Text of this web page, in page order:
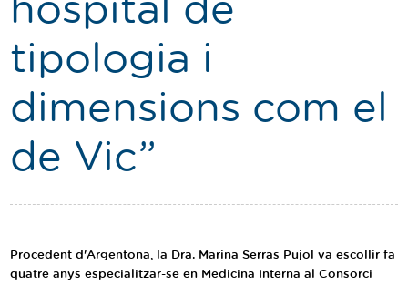
Traductor
Segueix-nos:
hospital de
tipologia i
dimensions com el
de Vic”
Procedent d'Argentona, la Dra. Marina Serras Pujol va escollir fa
quatre anys especialitzar-se en Medicina Interna al Consorci